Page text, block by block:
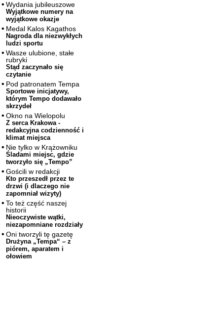
Wydania jubileuszowe
Wyjątkowe numery na
wyjątkowe okazje
Medal Kalos Kagathos
Nagroda dla niezwykłych
ludzi sportu
Wasze ulubione, stałe
rubryki
Stąd zaczynało się
czytanie
Pod patronatem Tempa
Sportowe inicjatywy,
którym Tempo dodawało
skrzydeł
Okno na Wielopolu
Z serca Krakowa -
redakcyjna codzienność i
klimat miejsca
Nie tylko w Krążowniku
Śladami miejsc, gdzie
tworzyło się „Tempo”
Gościli w redakcji
Kto przeszedł przez te
drzwi (i dlaczego nie
zapomniał wizyty)
To też część naszej
historii
Nieoczywiste wątki,
niezapomniane rozdziały
Oni tworzyli tę gazetę
Drużyna „Tempa“ – z
piórem, aparatem i
ołowiem